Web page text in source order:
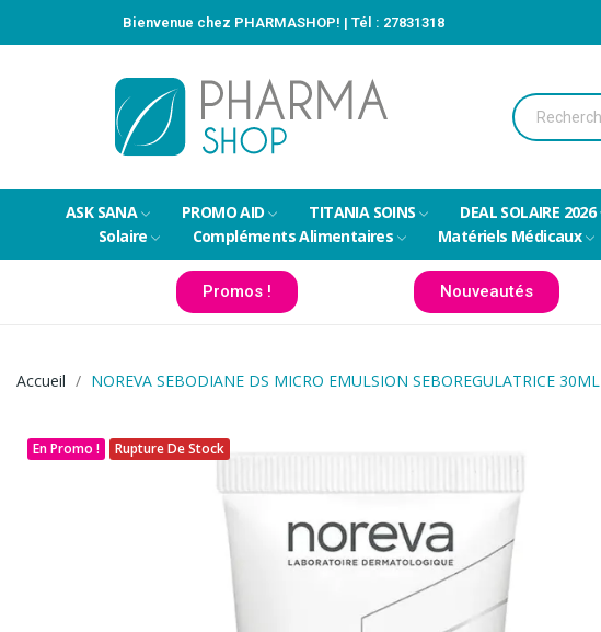
Bienvenue chez PHARMASHOP! | Tél : 27831318
ASK SANA PROMO AID TITANIA SOINS DEAL SOLAIRE 2026
Solaire
Compléments Alimentaires Matériels Médicaux
Promos ! Nouveautés
Accueil NOREVA SEBODIANE DS MICRO EMULSION SEBOREGULATRICE 30ML
En Promo ! Rupture De Stock